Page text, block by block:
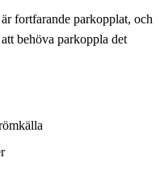
fortfarande parkopplat, och
behöva parkoppla det